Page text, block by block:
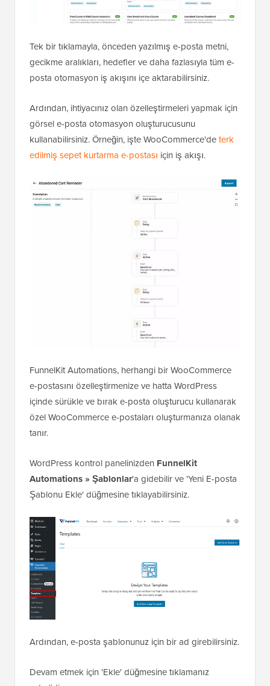
Tek bir tıklamayla, önceden yazılmış e-posta metni,
gecikme aralıkları, hedefler ve daha fazlasıyla tüm e-
posta otomasyon iş akışını içe aktarabilirsiniz.
Ardından, ihtiyacınız olan özelleştirmeleri yapmak için
görsel e-posta otomasyon oluşturucusunu
kullanabilirsiniz. Örneğin, işte WooCommerce'deterk
edilmiş sepet kurtarma e-postası için iş akışı.
FunnelKit Automations, herhangi bir WooCommerce
e-postasını özelleştirmenize ve hatta WordPress
içinde sürükle ve bırak e-posta oluşturucu kullanarak
özel WooCommerce e-postaları oluşturmanıza olanak
tanır.
WordPress kontrol panelinizden FunnelKit
Automations » Şablonlar'a gidebilir ve 'Yeni E-posta
Şablonu Ekle' düğmesine tıklayabilirsiniz.
Ardından, e-posta şablonunuz için bir ad girebilirsiniz.
Devam etmek için 'Ekle' düğmesine tıklamanız